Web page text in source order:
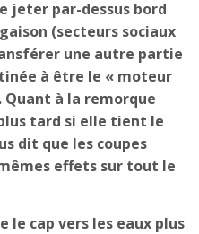
jeter par-dessus bord
(secteurs sociaux
une autre partie
à être le « moteur
Quant à la remorque
tard si elle tient le
dit que les coupes
effets sur tout le
cap vers les eaux plus